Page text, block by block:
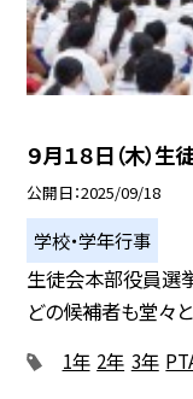
９月１８日（木）
公開日 2025/09/18
学校・学年行事
生徒会本部役員選
どの候補者も堂々
1年 2年 3年